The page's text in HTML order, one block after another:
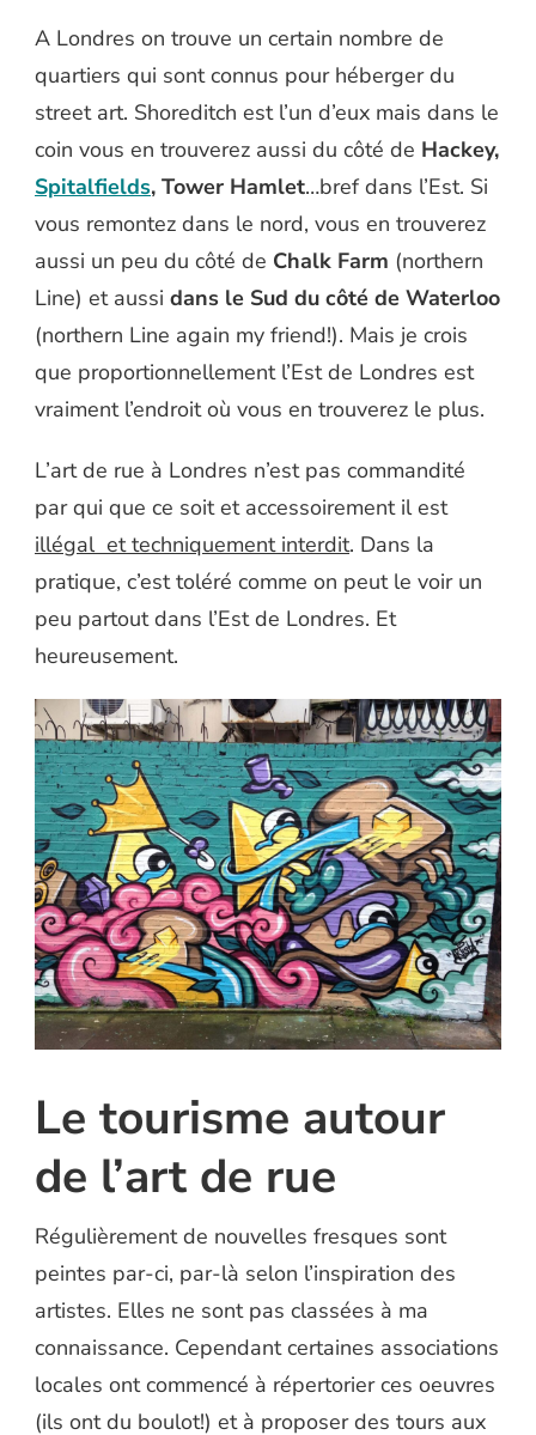
A Londres on trouve un certain nombre de
quartiers qui sont connus pour héberger du
street art. Shoreditch est l’un d’eux mais dans le
coin vous en trouverez aussi du côté de Hackey,
Spitalfields, Tower Hamlet…bref dans l’Est. Si
vous remontez dans le nord, vous en trouverez
aussi un peu du côté de Chalk Farm (northern
Line) et aussi dans le Sud du côté de Waterloo
(northern Line again my friend!). Mais je crois
que proportionnellement l’Est de Londres est
vraiment l’endroit où vous en trouverez le plus.
L’art de rue à Londres n’est pas commandité
par qui que ce soit et accessoirement il est
illégal et techniquement interdit. Dans la
pratique, c’est toléré comme on peut le voir un
peu partout dans l’Est de Londres. Et
heureusement.
Le tourisme autour
de l’art de rue
Régulièrement de nouvelles fresques sont
peintes par-ci, par-là selon l’inspiration des
artistes. Elles ne sont pas classées à ma
connaissance. Cependant certaines associations
locales ont commencé à répertorier ces oeuvres
(ils ont du boulot!) et à proposer des tours aux